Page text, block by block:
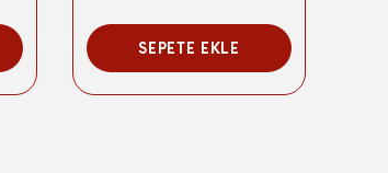
SEPETE EKLE